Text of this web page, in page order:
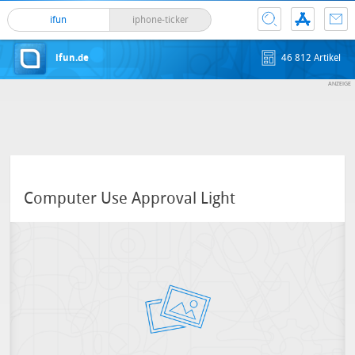
ifun iphone-ticker
ifun.de 46 812 Artikel
Computer Use Approval Light